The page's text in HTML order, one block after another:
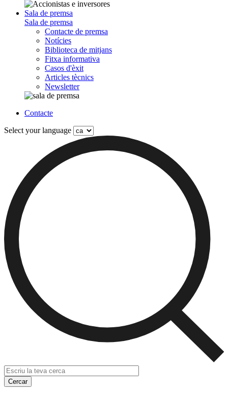
Sala de premsa
Sala de premsa
Contacte de premsa
Notícies
Biblioteca de mitjans
Fitxa informativa
Casos d'èxit
Articles tècnics
Newsletter
Contacte
Select your language